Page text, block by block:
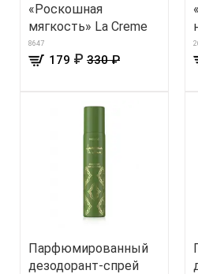
«Роскошная
мягкость» La Creme
8647
179 ₽ 330 ₽
Парфюмированный
дезодорант-спрей